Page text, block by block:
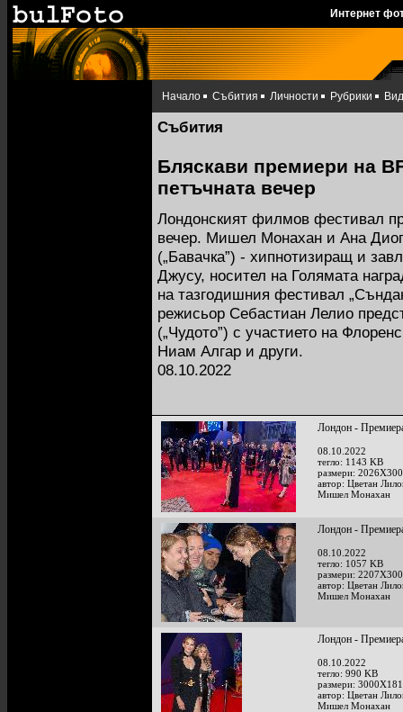
Интернет
Начало Събития Личности Рубрики
Събития
Бляскави премиери на
петъчната вечер
Лондонският филмов фестивал
вечер. Мишел Монахан и Ана
(„Бавачка”) - хипнотизиращ и
Джусу, носител на Голямата
на тазгодишния фестивал
режисьор Себастиан Лелио
(„Чудото”) с участието на
Ниам Алгар и други.
08.10.2022
Лондон -
08.10.2022
тегло: 1143 KB
размери:
автор: Цветан
Мишел Монахан
Лондон -
08.10.2022
тегло: 1057 KB
размери:
автор: Цветан
Мишел Монахан
Лондон -
08.10.2022
тегло: 990 KB
размери:
автор: Цветан
Мишел Монахан